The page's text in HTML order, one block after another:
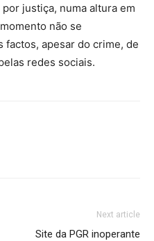
justiça, numa altura em
não se
factos, apesar do crime, de
redes sociais.
Next article
Site da PGR inoperante